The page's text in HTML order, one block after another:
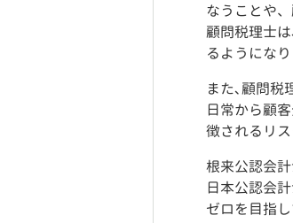
なうことや
顧問税理士
るようにな
また､顧問税
日常から顧
徴されるリ
根来公認会
日本公認会
ゼロを目指